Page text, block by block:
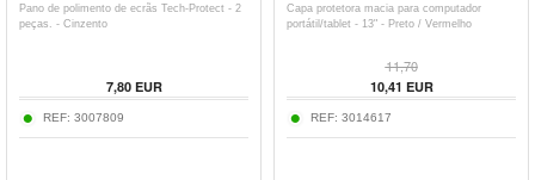
Pano de polimento de ecrãs Tech-Protect - 2
peças. - Cinzento
7,80EUR
REF: 3007809
Capa protetora macia para computador
portátil/tablet - 13" - Preto / Vermelho
11,70
10,41 EUR
REF: 3014617